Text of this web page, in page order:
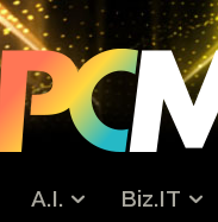
A.I. Biz.IT